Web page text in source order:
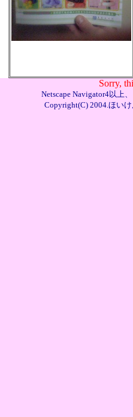
Sorry,
Netscape Navigator4以上
Copyright(C) 2004.ほい